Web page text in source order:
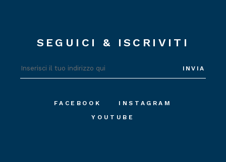
SEGUICI & ISCRIVITI
INVIA
FACEBOOK
INSTAGRAM
YOUTUBE